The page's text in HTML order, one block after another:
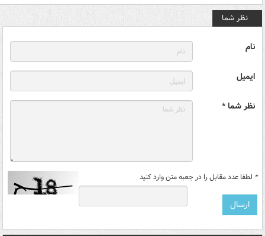
نظر شما
نام
ایمیل
نظر شما *
* لطفا عدد مقابل را در جعبه متن وارد کنید